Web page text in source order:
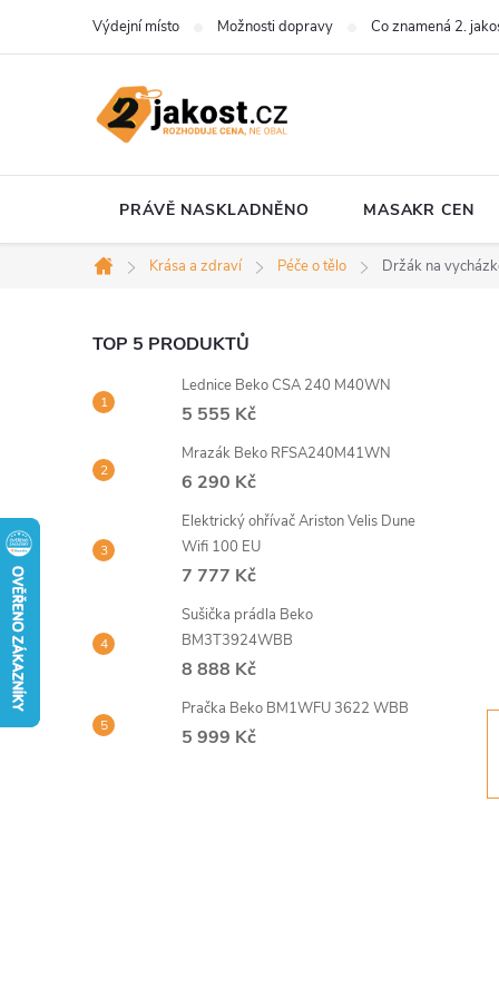
Výdejní místo Možnosti dopravy Co znamená 2.
PRÁVĚ NASKLADNĚNO MASAKR CEN
Domů
Krása a zdraví Péče o tělo Držák na
P
o
s
t
r
a
n
TOP 5 PRODUKTŮ
Lednice Beko CSA 240 M40WN
5 555 Kč
Mrazák Beko RFSA240M41WN
6 290 Kč
Elektrický ohřívač Ariston Velis Dune
Wifi 100 EU
7 777 Kč
Sušička prádla Beko
BM3T3924WBB
8 888 Kč
Pračka Beko BM1WFU 3622 WBB
5 999 Kč